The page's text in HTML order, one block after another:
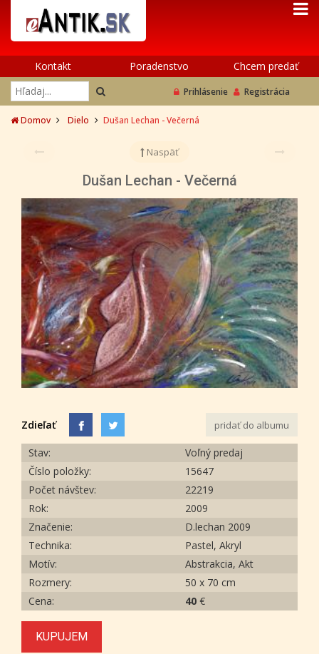
Kontakt Poradenstvo Chcem predať
Prihlásenie Registrácia
Domov Dielo Dušan Lechan - Večerná
Naspäť
Dušan Lechan - Večerná
Zdieľať pridať do albumu
Stav:
Voľný predaj
Číslo položky:
15647
Počet návštev:
22219
Rok:
2009
Značenie:
D.lechan 2009
Technika:
Pastel, Akryl
Motív:
Abstrakcia, Akt
Rozmery:
50 x 70 cm
Cena:
40 €
KUPUJEM